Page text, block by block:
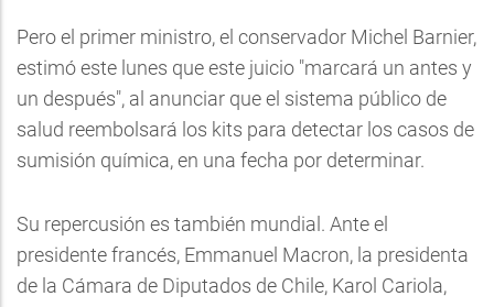
Pero el primer ministro, el conservador Michel Barnier,
estimó este lunes que este juicio "marcará un antes y
un después", al anunciar que el sistema público de
salud reembolsará los kits para detectar los casos de
sumisión química, en una fecha por determinar.
Su repercusión es también mundial. Ante el
presidente francés, Emmanuel Macron, la presidenta
de la Cámara de Diputados de Chile, Karol Cariola,